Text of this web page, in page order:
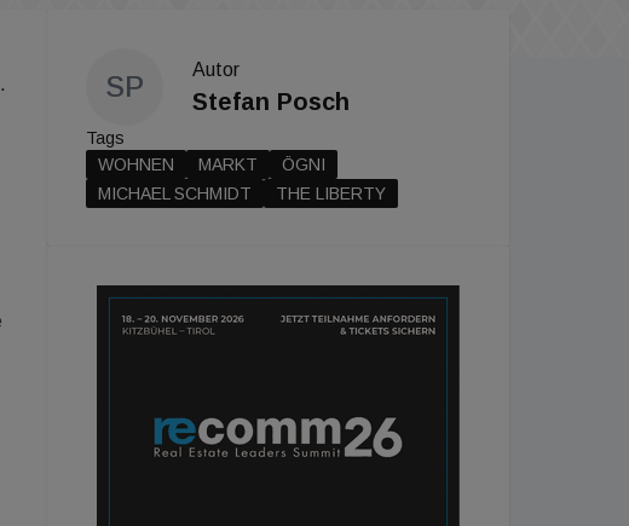
SP
Autor
Stefan Posch
Tags
WOHNEN
MARKT
ÖGNI
MICHAEL SCHMIDT
THE LIBERTY